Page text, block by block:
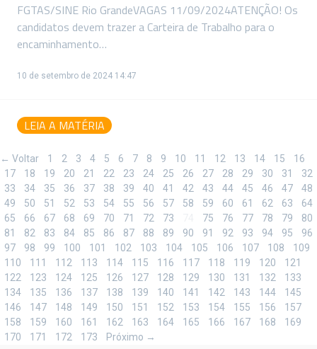
FGTAS/SINE Rio GrandeVAGAS 11/09/2024ATENÇÃO! Os
candidatos devem trazer a Carteira de Trabalho para o
encaminhamento…
10 de setembro de 2024 14:47
LEIA A MATÉRIA
← Voltar 1 2 3 4 5 6 7 8 9 10 11 12 13 14 15
16
17
18 19 20 21 22 23 24 25 26 27 28 29 30 31
32
33
34 35 36 37 38 39 40 41 42 43 44 45 46 47
48
49
50 51 52 53 54 55 56 57 58 59 60 61 62 63
64
65
66 67 68 69 70 71 72 73 75 76 77 78 79
80
81
82 83 84 85 86 87 88 89 90 91 92 93 94 95
96
97
98 99 100 101 102 103 104 105 106 107 108
109
110
111 112 113 114 115 116 117 118 119 120
121
122
123 124 125 126 127 128 129 130 131 132
133
134
135 136 137 138 139 140 141 142 143 144
145
146
147 148 149 150 151 152 153 154 155 156
157
158
159 160 161 162 163 164 165 166 167 168
169
170
171 172 173 Próximo →